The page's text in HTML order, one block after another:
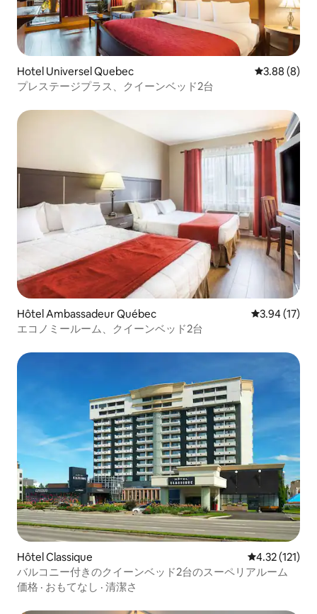
Hotel Universel Quebec レビュー8
3.88 (8)
プレステージプラス、クイーンベッド2台
Hôtel Ambassadeur Québec レビュー17
3.94 (17)
エコノミールーム、クイーンベッド2台
Hôtel Classique レビュー121
4.32 (121)
バルコニー付きのクイーンベッド2台のスーペリアルーム
価格 · おもてなし · 清潔さ